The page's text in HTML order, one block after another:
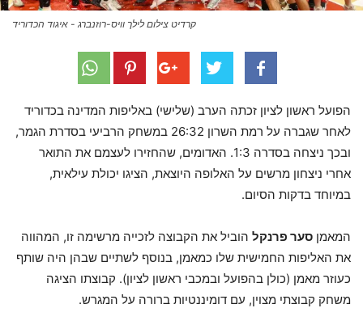
קרדיט צילום לילך וויס-רוזנברג - איגוד הכדוריד
הפועל ראשון לציון זכתה הערב (שלישי) באליפות המדינה בכדוריד
לאחר שגברה על רמת השרון 26:32 במשחק הרביעי בסדרת הגמר,
ובכך ניצחה בסדרה 1:3. האדומים, שהחזירו לעצמם את התואר
אחרי ניצחון מרשים על האלופה היוצאת, הציגו יכולת עילאית,
במיוחד בדקות הסיום.
המאמן סער פרנקל הוביל את הקבוצה לזכייה מרשימה זו, המהווה
את האליפות החמישית שלו כמאמן, בנוסף לשתיים שבהן היה שותף
כעוזר מאמן (כולן בהפועל ובמכבי ראשון לציון). קבוצתו הציגה
משחק קבוצתי מצוין, עם דומיננטיות ברורה על המגרש.